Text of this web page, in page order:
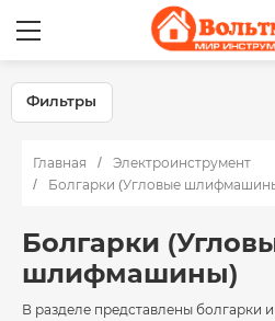
Фильтры
Главная
Электроинструмент
Болгарки (Угловые
Болгарки
шлифмашины)
В разделе представлены